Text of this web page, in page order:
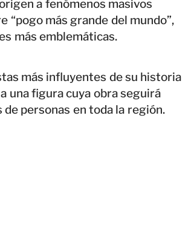
a fenómenos masivos
“pogo más grande del mundo”,
más emblemáticas.
más influyentes de su historia
una figura cuya obra seguirá
personas en toda la región.